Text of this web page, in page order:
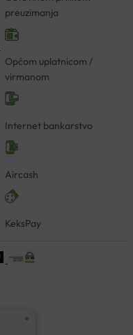
preuzimanja
Općom uplatnicom /
virmanom
Internet bankarstvo
Aircash
KeksPay